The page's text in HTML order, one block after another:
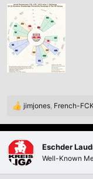
R
a
k
t
i
o
jimjones, French-
Eschder
Well-Known